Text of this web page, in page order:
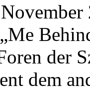
der
dem